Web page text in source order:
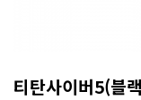
티탄사이버5(블